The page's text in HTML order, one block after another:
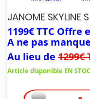
JANOME
1199€ TTC
A ne pas
Au lieu de 1299€
Article disponible EN